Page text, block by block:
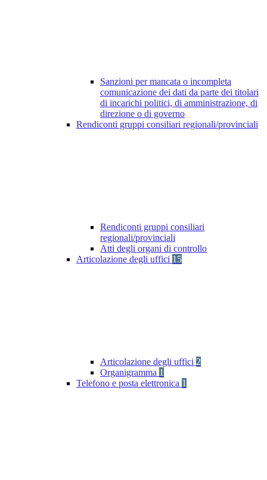
Sanzioni per mancata o incompleta
comunicazione dei dati da parte dei titolari
di incarichi politici, di amministrazione, di
direzione o di governo
Rendiconti gruppi consiliari regionali/provinciali
Rendiconti gruppi consiliari
regionali/provinciali
Atti degli organi di controllo
Articolazione degli uffici 15
Articolazione degli uffici 2
Organigramma 1
Telefono e posta elettronica 1